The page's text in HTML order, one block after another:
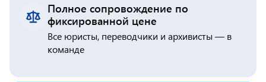
Полное сопровождение по
фиксированной цене
Все юристы, переводчики и архивисты — в
команде